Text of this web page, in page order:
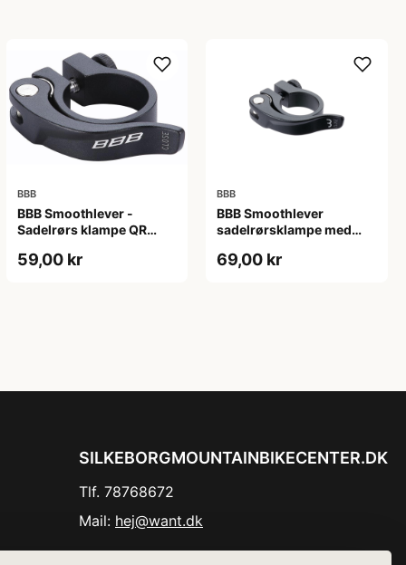
BBB
BBB Smoothlever -
Sadelrørs klampe QR
59,00 kr
BBB
BBB Smoothlever
sadelrørsklampe med
69,00 kr
SILKEBORGMOUNTAINBIKECENTER.DK
Tlf. 78768672
Mail: hej@want.dk